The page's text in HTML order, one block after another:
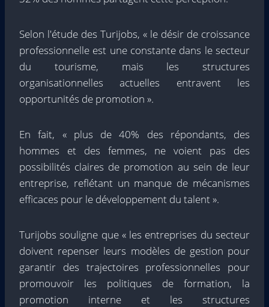
Selon l'étude des Turijobs, « le désir de croissance
professionnelle est une constante dans le secteur
du tourisme, mais les structures
organisationnelles actuelles entravent les
opportunités de promotion ».
En fait, « plus de 40% des répondants, des
hommes et des femmes, ne voient pas des
possibilités claires de promotion au sein de leur
entreprise, reflétant un manque de mécanismes
efficaces pour le développement du talent ».
Turijobs souligne que « les entreprises du secteur
doivent repenser leurs modèles de gestion pour
garantir des trajectoires professionnelles pour
promouvoir les politiques de formation, la
promotion interne et les structures